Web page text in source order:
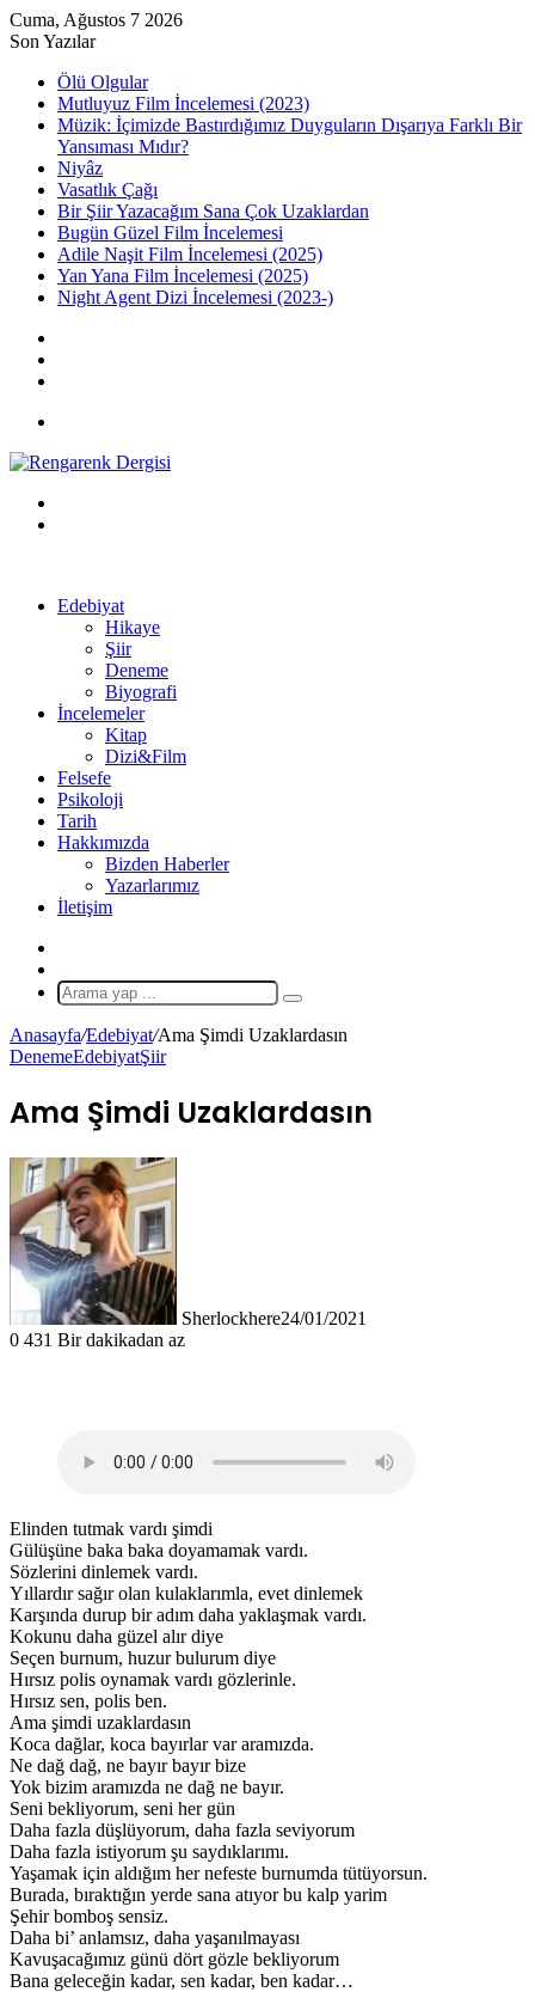
Cuma, Ağustos 7 2026
Son Yazılar
Ölü Olgular
Mutluyuz Film İncelemesi (2023)
Müzik: İçimizde Bastırdığımız Duyguların Dışarıya Farklı Bir
Yansıması Mıdır?
Niyâz
Vasatlık Çağı
Bir Şiir Yazacağım Sana Çok Uzaklardan
Bugün Güzel Film İncelemesi
Adile Naşit Film İncelemesi (2025)
Yan Yana Film İncelemesi (2025)
Night Agent Dizi İncelemesi (2023-)
Edebiyat
Hikaye
Şiir
Deneme
Biyografi
İncelemeler
Kitap
Dizi&Film
Felsefe
Psikoloji
Tarih
Hakkımızda
Bizden Haberler
Yazarlarımız
İletişim
Makale
Arama
yap
...
Anasayfa/Edebiyat/Ama Şimdi Uzaklardasın
DenemeEdebiyatŞiir
Ama Şimdi Uzaklardasın
Sherlockhere24/01/2021
0 431 Bir dakikadan az
Elinden tutmak vardı şimdi
Gülüşüne baka baka doyamamak vardı.
Sözlerini dinlemek vardı.
Yıllardır sağır olan kulaklarımla, evet dinlemek
Karşında durup bir adım daha yaklaşmak vardı.
Kokunu daha güzel alır diye
Seçen burnum, huzur bulurum diye
Hırsız polis oynamak vardı gözlerinle.
Hırsız sen, polis ben.
Ama şimdi uzaklardasın
Koca dağlar, koca bayırlar var aramızda.
Ne dağ dağ, ne bayır bayır bize
Yok bizim aramızda ne dağ ne bayır.
Seni bekliyorum, seni her gün
Daha fazla düşlüyorum, daha fazla seviyorum
Daha fazla istiyorum şu saydıklarımı.
Yaşamak için aldığım her nefeste burnumda tütüyorsun.
Burada, bıraktığın yerde sana atıyor bu kalp yarim
Şehir bomboş sensiz.
Daha bi’ anlamsız, daha yaşanılmayası
Kavuşacağımız günü dört gözle bekliyorum
Bana geleceğin kadar, sen kadar, ben kadar…